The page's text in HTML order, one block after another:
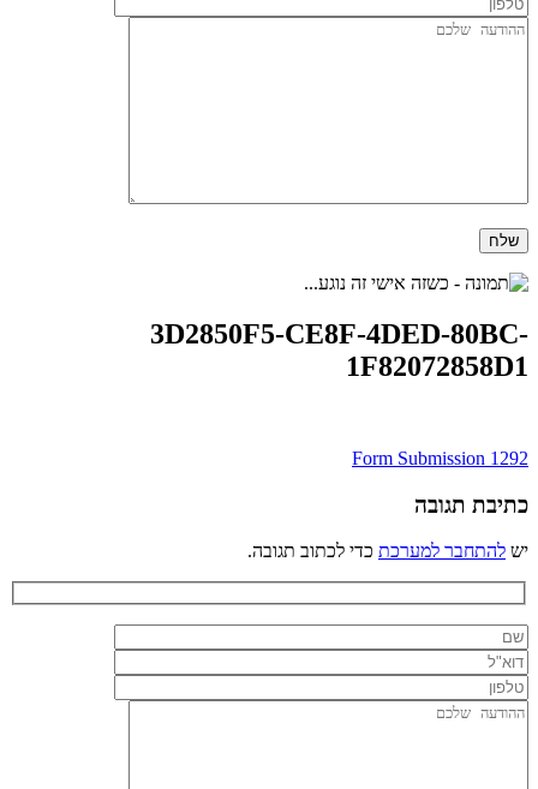
3D2850F5-CE8F-4DED-80BC-
1F82072858D1
ניווט
Form Submission 1292
כתיבת תגובה
יש להתחבר למערכת כדי לכתוב תגובה.